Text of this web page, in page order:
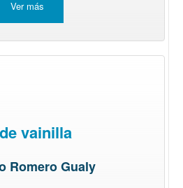
Ver más
vainilla
Romero Gualy